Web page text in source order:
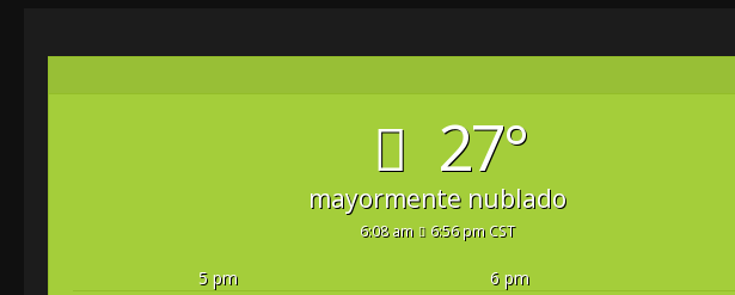
27°
mayormente nublado
6:08 am 6:56 pm CST
5 pm 6 pm